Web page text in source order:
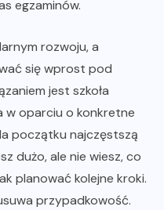
egzaminów.
rozwoju, a
się wprost pod
jest szkoła
w oparciu o konkretne
początku najczęstszą
dużo, ale nie wiesz, co
planować kolejne kroki.
przypadkowość.